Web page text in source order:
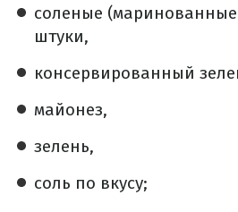
соленые
штуки,
консервированный
майонез,
зелень,
соль по вкусу;